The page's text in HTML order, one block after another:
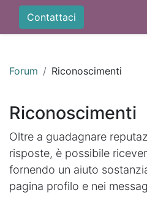
Contattaci
Forum Riconoscimenti
Riconoscimenti
Oltre a guadagnare
risposte, è possibile
fornendo un aiuto
pagina profilo e nei